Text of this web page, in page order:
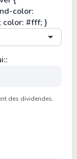
des dividendes.